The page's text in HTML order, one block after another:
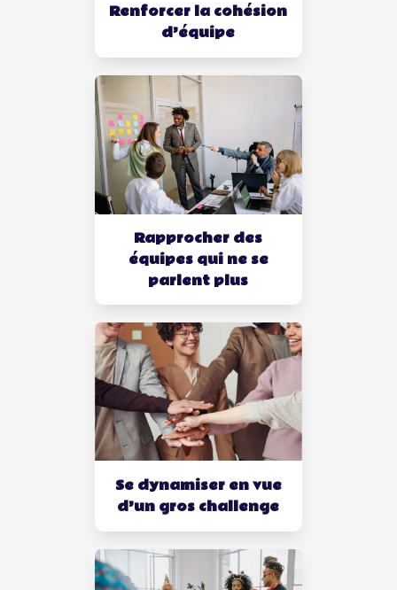
Renforcer la cohésion
d’équipe
Rapprocher des
équipes qui ne se
parlent plus
Se dynamiser en vue
d’un gros challenge